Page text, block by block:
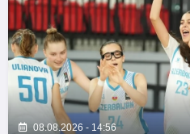
08.08.2026 - 14:56